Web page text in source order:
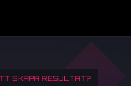
SKAPA RESULTAT?